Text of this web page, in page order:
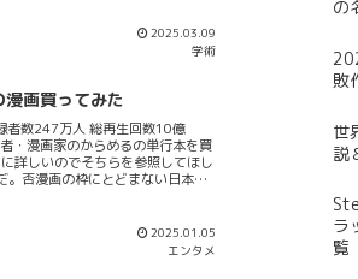
で狂信妄信的な社会の顛末、とい
と「犬の擬人化」という手法を使
ビタリー・テルレツキーが漫画
する傑作グラフィカルノベル「サ
を向かい入れることとなる。
にし副題に「革命前夜」とついて
会を描」かれることが明らか...
2025.03.09
学術
画買ってみた
者数247万人 総再生回数10億
・漫画家のからめるの単行本を買
詳しいのでそちらを参照してほし
。否漫画の枠にとどまない日本が
銅蟲による「ねぎ姉さん」であ
て位置づけられると私は思う。
2025.01.05
エンタメ
の
敗
世
説
ラ
覧